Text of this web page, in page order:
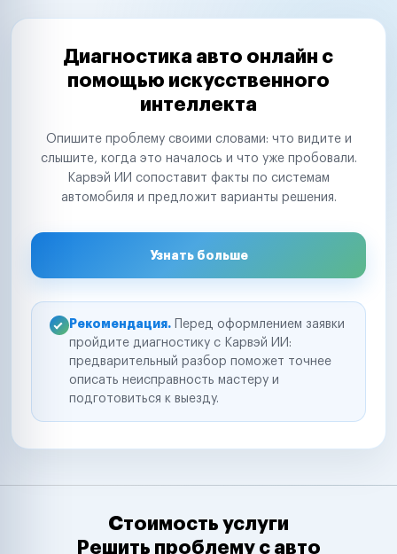
Диагностика авто онлайн с
помощью искусственного
интеллекта
Опишите проблему своими словами: что видите и
слышите, когда это началось и что уже пробовали.
Карвэй ИИ сопоставит факты по системам
автомобиля и предложит варианты решения.
Узнать больше
Рекомендация. Перед оформлением заявки
пройдите диагностику с Карвэй ИИ:
предварительный разбор поможет точнее
описать неисправность мастеру и
подготовиться к выезду.
Стоимость услуги
Решить проблему с авто